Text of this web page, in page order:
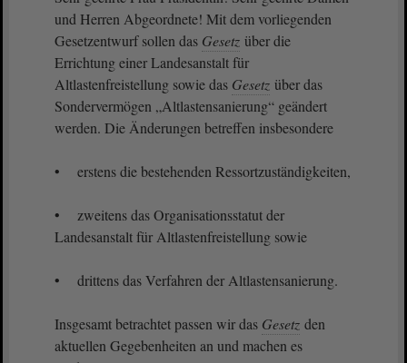
und Herren Abgeordnete! Mit dem vorliegenden
Gesetzentwurf sollen das Gesetz über die
Errichtung einer Landesanstalt für
Altlastenfreistellung sowie das Gesetz über das
Sondervermögen „Altlastensanierung“ geändert
werden. Die Änderungen betreffen insbesondere
• erstens die bestehenden Ressortzuständigkeiten,
• zweitens das Organisationsstatut der
Landesanstalt für Altlastenfreistellung sowie
• drittens das Verfahren der Altlastensanierung.
Insgesamt betrachtet passen wir das Gesetz den
aktuellen Gegebenheiten an und machen es